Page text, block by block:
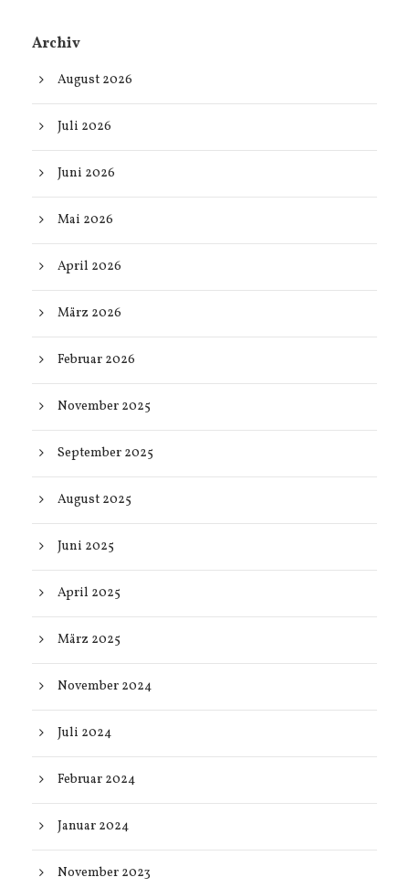
Archiv
August 2026
Juli 2026
Juni 2026
Mai 2026
April 2026
März 2026
Februar 2026
November 2025
September 2025
August 2025
Juni 2025
April 2025
März 2025
November 2024
Juli 2024
Februar 2024
Januar 2024
November 2023